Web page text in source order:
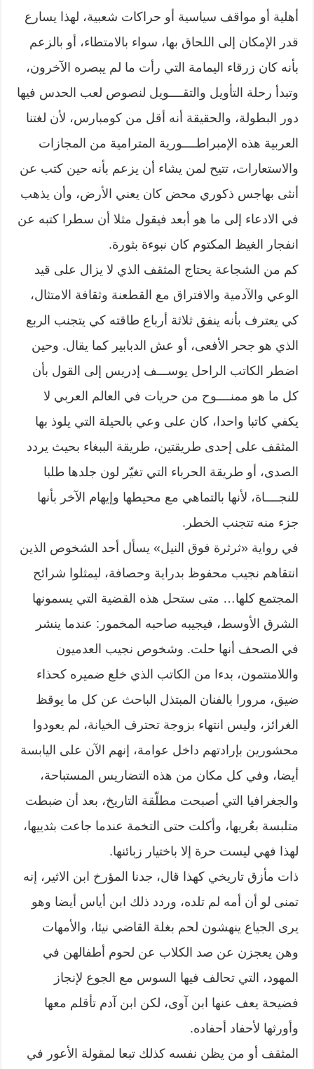
أهلية أو مواقف سياسية أو حراكات شعبية، لهذا يسارع
قدر الإمكان إلى اللحاق بها، سواء بالامتطاء، أو بالزعم
بأنه كان زرقاء اليمامة التي رأت ما لم يبصره الآخرون،
وتبدأ رحلة التأويل والتقــــويل لنصوص لعب الحدس فيها
دور البطولة، والحقيقة أنه أقل من كومبارس، لأن لغتنا
العربية هذه الإمبراطــــورية المترامية من المجازات
والاستعارات، تتيح لمن يشاء أن يزعم بأنه حين كتب عن
أنثى بهاجس ذكوري محض كان يعني الأرض، وأن يذهب
في الادعاء إلى ما هو أبعد فيقول مثلا أن سطرا كتبه عن
انفجار الغيظ المكتوم كان نبوءة بثورة.
كم من الشجاعة يحتاج المثقف الذي لا يزال على قيد
الوعي والآدمية والافتراق مع القطعنة وثقافة الامتثال،
كي يعترف بأنه ينفق ثلاثة أرباع طاقته كي يتجنب الربع
الذي هو جحر الأفعى، أو عش الدبابير كما يقال. وحين
اضطر الكاتب الراحل يوســـف إدريس إلى القول بأن
كل ما هو ممنــــوح من حريات في العالم العربي لا
يكفي كاتبا واحدا، كان على وعي بالحيلة التي يلوذ بها
المثقف على إحدى طريقتين، طريقة الببغاء بحيث يردد
الصدى، أو طريقة الحرباء التي تغيّر لون جلدها طلبا
للنجــــاة، لأنها بالتماهي مع محيطها وإيهام الآخر بأنها
جزء منه تتجنب الخطر.
في رواية «ثرثرة فوق النيل» يسأل أحد الشخوص الذين
انتقاهم نجيب محفوظ بدراية وحصافة، ليمثلوا شرائح
المجتمع كلها… متى ستحل هذه القضية التي يسمونها
الشرق الأوسط، فيجيبه صاحبه المخمور: عندما ينشر
في الصحف أنها حلت. وشخوص نجيب العدميون
واللامنتمون، بدءا من الكاتب الذي خلع ضميره كحذاء
ضيق، مرورا بالفنان المبتذل الباحث عن كل ما يوقظ
الغرائز، وليس انتهاء بزوجة تحترف الخيانة، لم يعودوا
محشورين بإرادتهم داخل عوامة، إنهم الآن على اليابسة
أيضا، وفي كل مكان من هذه التضاريس المستباحة،
والجغرافيا التي أصبحت مطلّقة التاريخ، بعد أن ضبطت
متلبسة بعُريها، وأكلت حتى التخمة عندما جاعت بثدييها،
لهذا فهي ليست حرة إلا باختيار زبائنها.
ذات مأزق تاريخي كهذا قال، جدنا المؤرخ ابن الاثير، إنه
تمنى لو أن أمه لم تلده، وردد ذلك ابن أياس أيضا وهو
يرى الجياع ينهشون لحم بغلة القاضي نيئا، والأمهات
وهن يعجزن عن صد الكلاب عن لحوم أطفالهن في
المهود، التي تحالف فيها السوس مع الجوع لإنجاز
فضيحة يعف عنها ابن آوى، لكن ابن آدم تأقلم معها
وأورثها لأحفاد أحفاده.
المثقف أو من يظن نفسه كذلك تبعا لمقولة الأعور في